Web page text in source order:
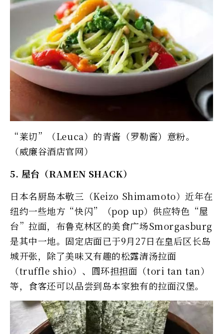
“莱切”（Leuca）的青酱（罗勒酱）意粉。
（威廉谷酒店官网）
5. 屋台（RAMEN SHACK）
日本名厨岛本敬三（Keizo Shimamoto）近年在
纽约一些地方“快闪”（pop up）供应特色“屋
台”拉面，布鲁克林区的美食广场Smorgasburg
是其中一地。固定店面已于9月27日在皇后区长岛
城开张，除了美味又有趣的松露清汤拉面
（truffle shio）、圆环担担面（tori tan tan）
等，食客还可以品尝到岛本家独有的拉面汉堡。